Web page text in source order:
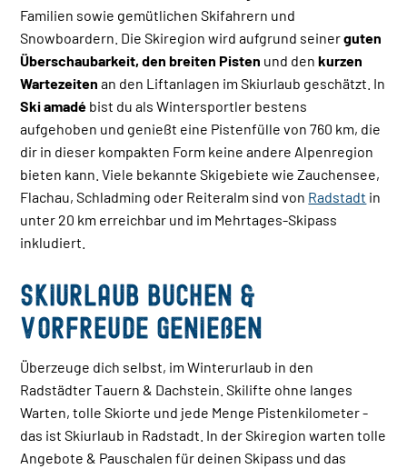
Familien sowie gemütlichen Skifahrern und
Snowboardern. Die Skiregion wird aufgrund seinerguten
Überschaubarkeit, den breiten Pisten und denkurzen
Wartezeiten an den Liftanlagen im Skiurlaub geschätzt. In
Ski amadé bist du als Wintersportler bestens
aufgehoben und genießt eine Pistenfülle von 760 km, die
dir in dieser kompakten Form keine andere Alpenregion
bieten kann. Viele bekannte Skigebiete wie Zauchensee,
Flachau, Schladming oder Reiteralm sind von Radstadt in
unter 20 km erreichbar und im Mehrtages-Skipass
inkludiert.
Skiurlaub buchen &
Vorfreude genießen
Überzeuge dich selbst, im Winterurlaub in den
Radstädter Tauern & Dachstein. Skilifte ohne langes
Warten, tolle Skiorte und jede Menge Pistenkilometer -
das ist Skiurlaub in Radstadt. In der Skiregion warten tolle
Angebote & Pauschalen für deinen Skipass und das